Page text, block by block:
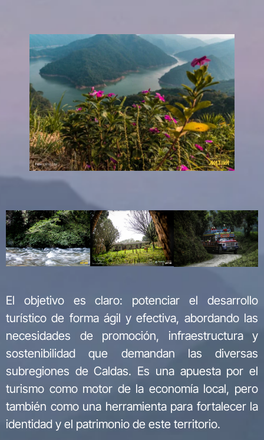
El objetivo es claro: potenciar el desarrollo
turístico de forma ágil y efectiva, abordando las
necesidades de promoción, infraestructura y
sostenibilidad que demandan las diversas
subregiones de Caldas. Es una apuesta por el
turismo como motor de la economía local, pero
también como una herramienta para fortalecer la
identidad y el patrimonio de este territorio.